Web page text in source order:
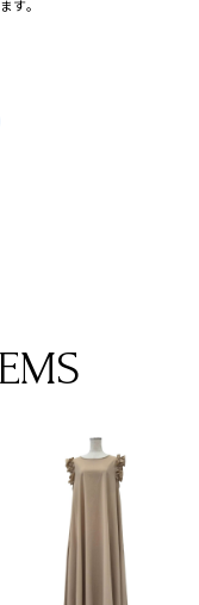
す。